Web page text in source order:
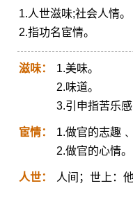
1.人世滋味;社会人情。
2.指功名宦情。
滋味：
1.美味。
2.味道。
3.引申指苦乐感
宦情：
1.做官的志趣﹑
2.做官的心情。
人世： 人间；世上：